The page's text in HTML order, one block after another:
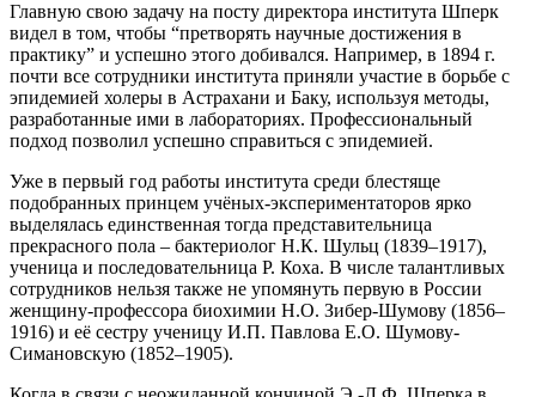
Главную свою задачу на посту директора института Шперк
видел в том, чтобы “претворять научные достижения в
практику” и успешно этого добивался. Например, в 1894 г.
почти все сотрудники института приняли участие в борьбе с
эпидемией холеры в Астрахани и Баку, используя методы,
разработанные ими в лабораториях. Профессиональный
подход позволил успешно справиться с эпидемией.
Уже в первый год работы института среди блестяще
подобранных принцем учёных-экспериментаторов ярко
выделялась единственная тогда представительница
прекрасного пола – бактериолог Н.К. Шульц (1839–1917),
ученица и последовательница Р. Коха. В числе талантливых
сотрудников нельзя также не упомянуть первую в России
женщину-профессора биохимии Н.О. Зибер-Шумову (1856–
1916) и её сестру ученицу И.П. Павлова Е.О. Шумову-
Симановскую (1852–1905).